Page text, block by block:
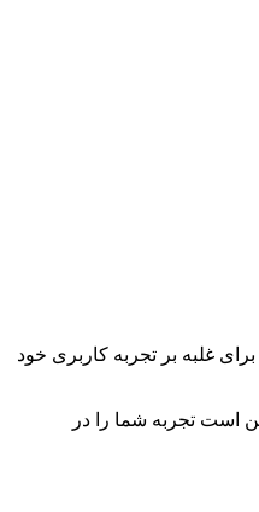
غلبه بر تجربه کاربری خود
است تجربه شما را در